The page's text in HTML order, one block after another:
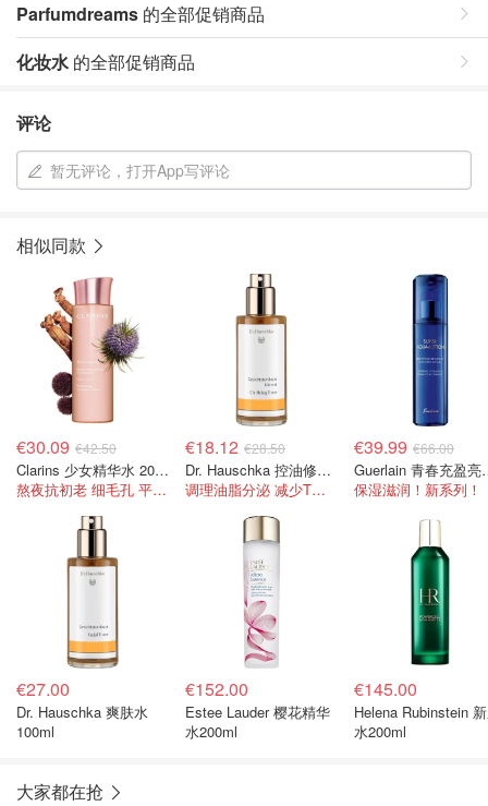
Parfumdreams 的全部促销商品
化妆水 的全部促销商品
评论
暂无评论，打开App写评论
相似同款
€30.09 €42.50
Clarins 少女精华水 200ml
熬夜抗初老 细毛孔 平水油
€18.12 €28.50
Dr. Hauschka 控油修护精华水 100ml
调理油脂分泌 减少T区泛油
€39.99 €66.00
Guerlain
保湿滋润！新系列！
€27.00
Dr. Hauschka 爽肤水
100ml
€152.00
Estee Lauder 樱花精华
水200ml
€145.00
Helena Rubinstein
水200ml
大家都在抢